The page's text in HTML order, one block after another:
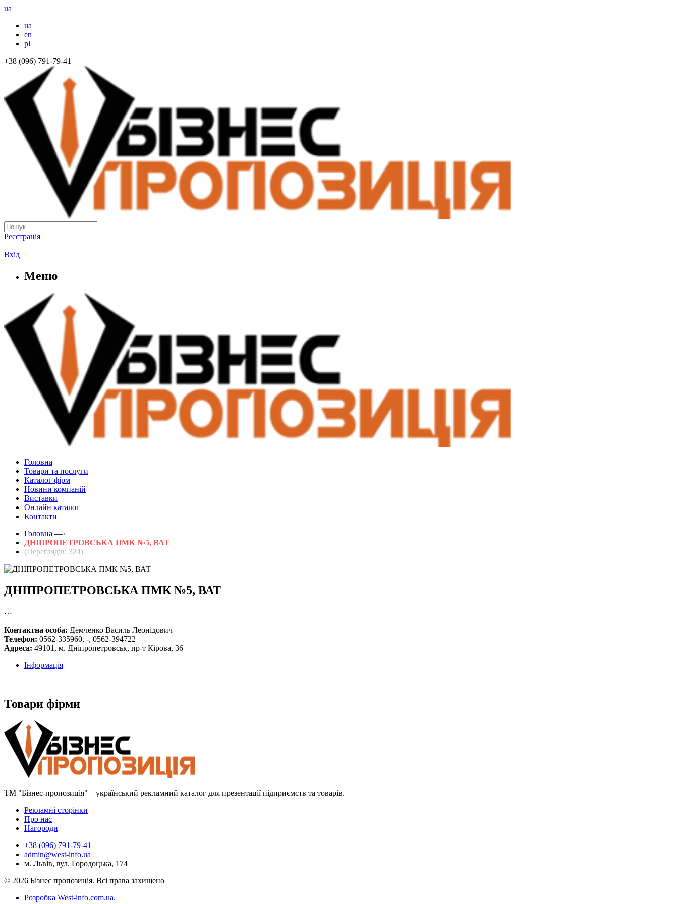
ua
ua
en
pl
+38 (096) 791-79-41
Реєстрація
|
Вхід
Меню
Головна
Товари та послуги
Каталог фірм
Новини компаній
Виставки
Онлайн каталог
Контакти
Головна —›
ДНІПРОПЕТРОВСЬКА ПМК №5, ВАТ
(Переглядів: 324)
ДНІПРОПЕТРОВСЬКА ПМК №5, ВАТ
…
Контактна особа: Демченко Василь Леонідович
Телефон: 0562-335960, -, 0562-394722
Адреса: 49101, м. Дніпропетровськ, пр-т Кірова, 36
Інформація
Товари фірми
ТМ "Бізнес-пропозиція" – український рекламний каталог для презентації підприємств та товарів.
Рекламні сторінки
Про нас
Нагороди
+38 (096) 791-79-41
admin@west-info.ua
м. Львів, вул. Городоцька, 174
© 2026 Бізнес пропозиція. Всі права захищено
Розробка West-info.com.ua.